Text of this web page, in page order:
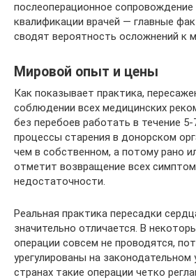
послеоперационное сопровождение
квалификации врачей — главные
сводят вероятность осложнений к
Мировой опыт и цены
Как показывает практика,
соблюдении всех медицинских
без перебоев работать в течение
процессы старения в донорском
чем в собственном, а потому рано
отметит возвращение всех
недостаточности.
Реальная практика пересадки
значительно отличается. В
операции совсем не проводятся,
урегулированы на законодательном
странах такие операции четко